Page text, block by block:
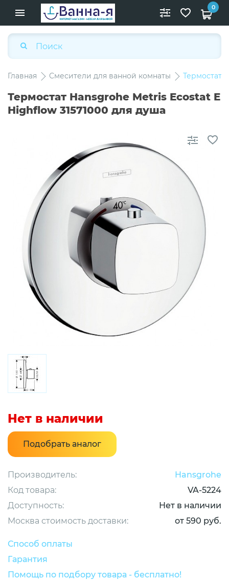
0
Главная Смесители для ванной комнаты Термостат
Термостат Hansgrohe Metris Ecostat E
Highflow 31571000 для душа
Нет в наличии
Подобрать аналог
Производитель:
Hansgrohe
Код товара:
VA-5224
Доступность:
Нет в наличии
Москва стоимость доставки:
от 590 руб.
Способ оплаты
Гарантия
Помощь по подбору товара - бесплатно!